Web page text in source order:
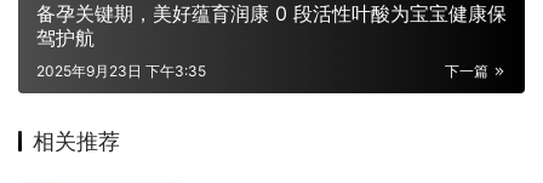
备孕关键期，美好蕴育润康 0 段活性叶酸为宝宝健康保
驾护航
下一篇
2025年9月23日 下午3:35
相关推荐